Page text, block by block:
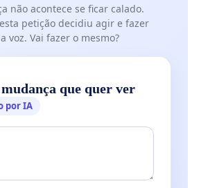
não acontece se ficar calado.
petição decidiu agir e fazer
voz. Vai fazer o mesmo?
que quer ver
por IA